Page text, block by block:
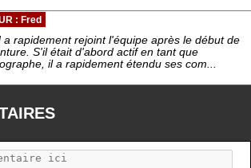
: Fred
a rapidement rejoint l'équipe après le début de
S'il était d'abord actif en tant que
il a rapidement étendu ses com...